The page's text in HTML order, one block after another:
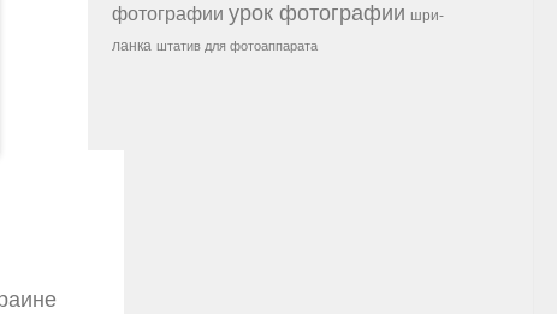
фотографии урок фотографии шри-
ланка штатив для фотоаппарата